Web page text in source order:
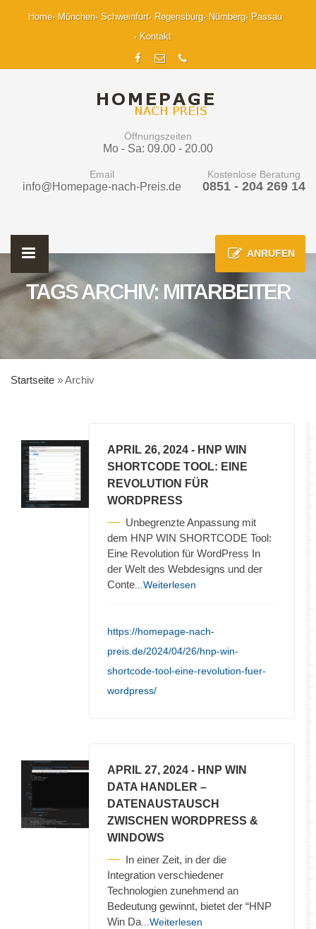
Home München Schweinfurt Regensburg Nürnberg
Passau
Kontakt
Öffnungszeiten
Mo - Sa: 09.00 - 20.00
Email
info@Homepage-nach-Preis.de
Kostenlose Beratung
0851 - 204 269 14
ANRUFEN
TAGS ARCHIV: MITARBEITER
Startseite »Archiv
APRIL 26, 2024 - HNP WIN
SHORTCODE TOOL: EINE
REVOLUTION FÜR
WORDPRESS
Unbegrenzte Anpassung mit
dem HNP WIN SHORTCODE Tool:
Eine Revolution für WordPress In
der Welt des Webdesigns und der
Conte ...Weiterlesen
https://homepage-nach-
preis.de/2024/04/26/hnp-win-
shortcode-tool-eine-revolution-fuer-
wordpress/
APRIL 27, 2024 - HNP WIN
DATA HANDLER –
DATENAUSTAUSCH
ZWISCHEN WORDPRESS &
WINDOWS
In einer Zeit, in der die
Integration verschiedener
Technologien zunehmend an
Bedeutung gewinnt, bietet der “HNP
Win Da ...Weiterlesen